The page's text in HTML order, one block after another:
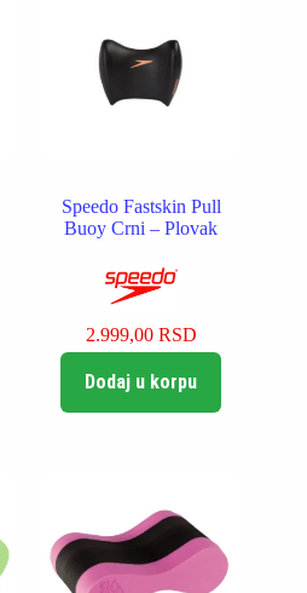
Speedo Fastskin Pull
Buoy Crni – Plovak
2.999,00 RSD
Dodaj u korpu